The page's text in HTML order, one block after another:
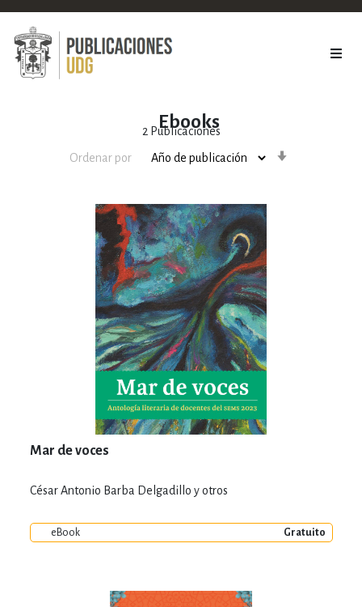
Ebooks
2 Publicaciones
Ordenar por
Mar de voces
César Antonio Barba Delgadillo y otros
eBook Gratuito